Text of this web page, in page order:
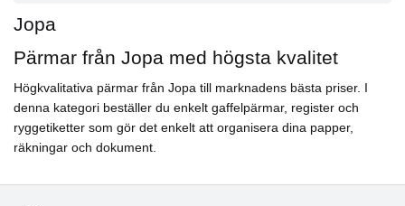
Jopa
Pärmar från Jopa med högsta kvalitet
Högkvalitativa pärmar från Jopa till marknadens bästa priser. I
denna kategori beställer du enkelt gaffelpärmar, register och
ryggetiketter som gör det enkelt att organisera dina papper,
räkningar och dokument.